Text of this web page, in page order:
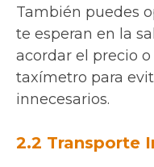
También puedes
te esperan en la
acordar el precio
taxímetro para
innecesarios.
2.2 Transporte